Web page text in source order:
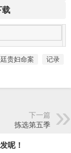
载
贵妇命案
记录
下一篇
拣选第五季
呢！